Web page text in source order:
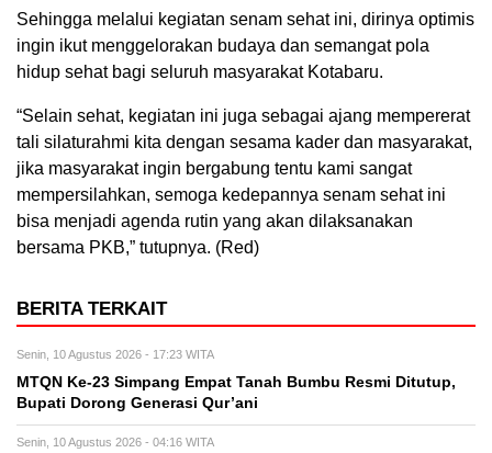
Sehingga melalui kegiatan senam sehat ini, dirinya optimis
ingin ikut menggelorakan budaya dan semangat pola
hidup sehat bagi seluruh masyarakat Kotabaru.
“Selain sehat, kegiatan ini juga sebagai ajang mempererat
tali silaturahmi kita dengan sesama kader dan masyarakat,
jika masyarakat ingin bergabung tentu kami sangat
mempersilahkan, semoga kedepannya senam sehat ini
bisa menjadi agenda rutin yang akan dilaksanakan
bersama PKB,” tutupnya. (Red)
BERITA TERKAIT
Senin, 10 Agustus 2026 - 17:23 WITA
MTQN Ke-23 Simpang Empat Tanah Bumbu Resmi Ditutup,
Bupati Dorong Generasi Qur’ani
Senin, 10 Agustus 2026 - 04:16 WITA